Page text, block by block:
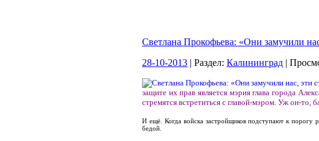
Светлана Прокофьева: «Они замучили
28-10-2013 | Раздел: Калининград |
защите их прав является мэрия глава города
стремятся встретиться с главой-мэром. Уж он-то,
И ещё. Когда войска застройщиков подступают к порогу
бедой.